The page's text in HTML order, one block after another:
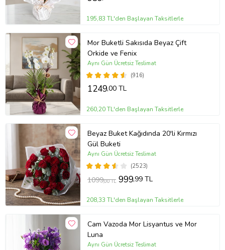
195,83 TL'den Başlayan Taksitlerle
Mor Buketli Sakısıda Beyaz Çift
Orkide ve Fenix
(916)
Aynı Gün Ücretsiz Teslimat
1249,00 TL
260,20 TL'den Başlayan Taksitlerle
Beyaz Buket Kağıdında 20'li Kırmızı
Gül Buketi
(2523)
Aynı Gün Ücretsiz Teslimat
1099,00 TL 999,99 TL
208,33 TL'den Başlayan Taksitlerle
Cam Vazoda Mor Lisyantus ve Mor
Luna
Aynı Gün Ücretsiz Teslimat